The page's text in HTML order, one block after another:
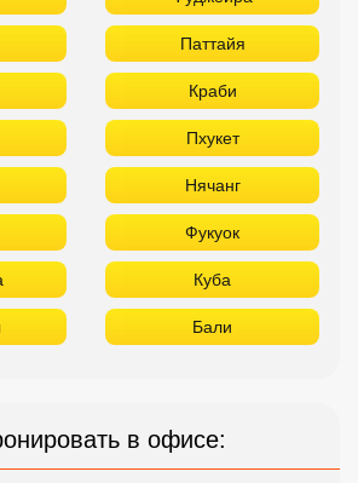
Паттайя
Краби
Пхукет
Нячанг
Фукуок
Куба
Бали
в офисе: